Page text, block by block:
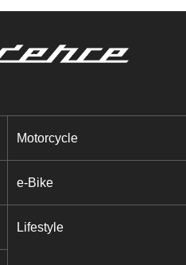
Motorcycle
e-Bike
Lifestyle